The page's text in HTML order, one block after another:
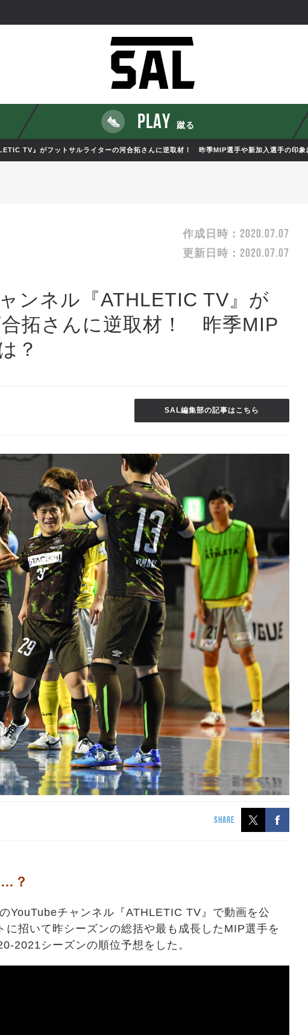
PLAY 蹴る
TV』がフットサルライターの河合拓さんに逆取材！ 昨季MIP選手や新加入選手の印象
作成日時： 2020.07.07
更新日時： 2020.07.07
ンネル『ATHLETIC TV』が
拓さんに逆取材！ 昨季MIP
？
SAL編集部の記事はこちら
SHARE
？
YouTubeチャンネル『ATHLETIC TV』で動画を公
招いて昨シーズンの総括や最も成長したMIP選手を
2021シーズンの順位予想をした。